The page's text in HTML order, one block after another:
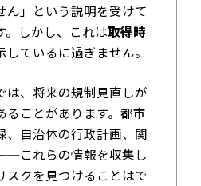
ん」という説明を受けて
。しかし、これは取得時
しているに過ぎません。
は、将来の規制見直しが
ることがあります。都市
、自治体の行政計画、関
これらの情報を収集し
スクを見つけることはで